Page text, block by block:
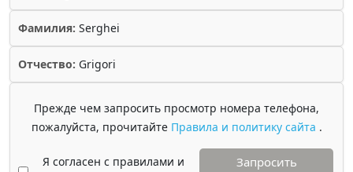
Фамилия: Serghei
Отчество: Grigori
Прежде чем запросить просмотр номера телефона,
пожалуйста, прочитайте Правила и политику сайта .
Я согласен с правилами и
Запросить